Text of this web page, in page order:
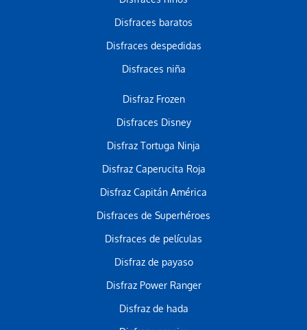
Disfraces baratos
Disfraces despedidas
Disfraces niña
Disfraz Frozen
Disfraces Disney
Disfraz Tortuga Ninja
Disfraz Caperucita Roja
Disfraz Capitán América
Disfraces de Superhéroes
Disfraces de películas
Disfraz de payaso
Disfraz Power Ranger
Disfraz de hada